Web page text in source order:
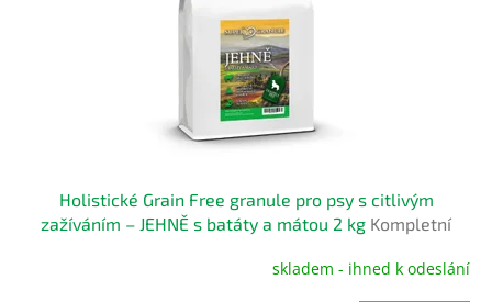
Holistické Grain Free granule pro psy s citlivým
zažíváním – JEHNĚ s batáty a mátou 2 kg Kompletní
skladem - ihned k odeslání